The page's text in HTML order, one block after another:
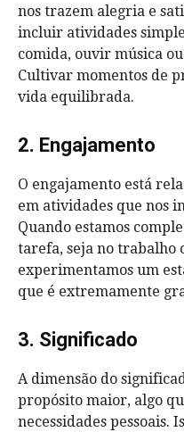
nos trazem alegria e
incluir atividades
comida, ouvir música
Cultivar momentos de
vida equilibrada.
2. Engajamento
O engajamento está
em atividades que nos
Quando estamos
tarefa, seja no trabalho
experimentamos um
que é extremamente
3. Significado
A dimensão do
propósito maior, algo
necessidades pessoais.